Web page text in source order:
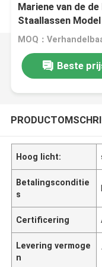
Mariene van de
Staallassen
Bitts vastleggen
MOQ：
Beste
Hoog licht:
Betalingsconditie
s
Certificering
Levering vermoge
n